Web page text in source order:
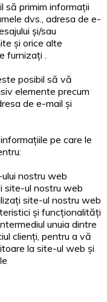
să primim informații
dvs., adresa de e-
și/sau
și orice alte
furnizați .
posibil să vă
elemente precum
de e-mail și
pe care le
nostru web
site-ul nostru web
site-ul nostru web
și funcționalități
unuia dintre
clienți, pentru a vă
la site-ul web și